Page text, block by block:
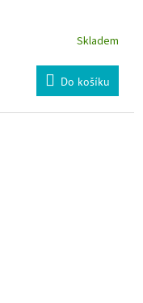
Skladem
Do košíku